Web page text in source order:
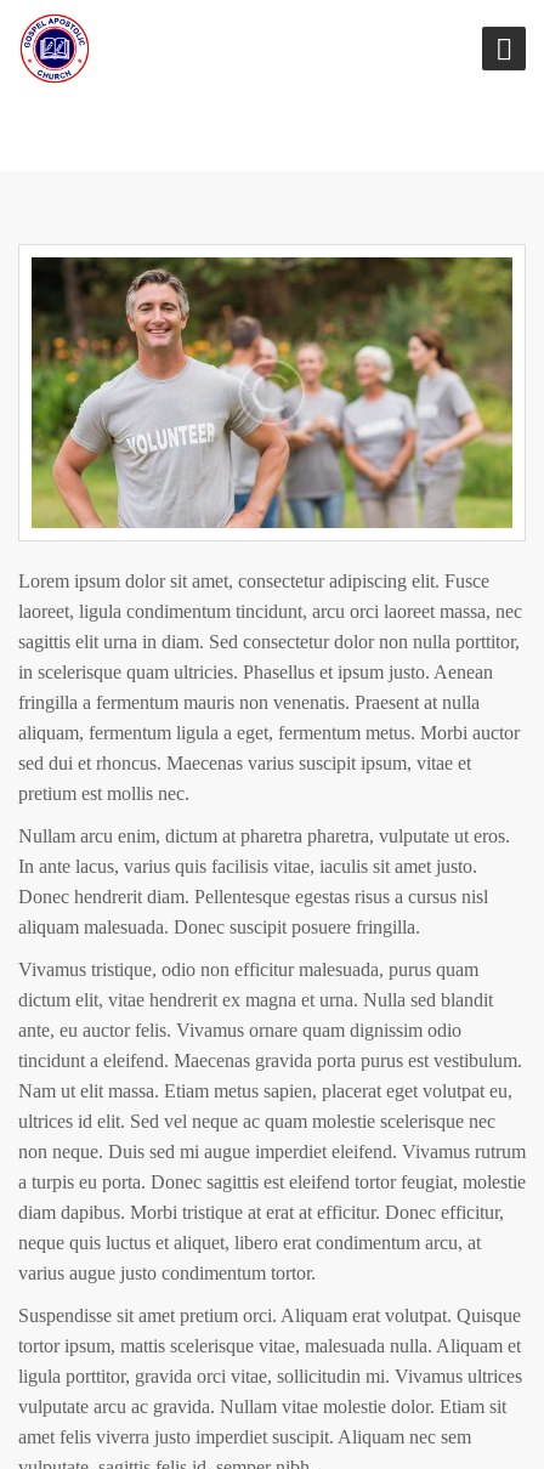
Lorem ipsum dolor sit amet, consectetur adipiscing elit. Fusce
laoreet, ligula condimentum tincidunt, arcu orci laoreet massa, nec
sagittis elit urna in diam. Sed consectetur dolor non nulla porttitor,
in scelerisque quam ultricies. Phasellus et ipsum justo. Aenean
fringilla a fermentum mauris non venenatis. Praesent at nulla
aliquam, fermentum ligula a eget, fermentum metus. Morbi auctor
sed dui et rhoncus. Maecenas varius suscipit ipsum, vitae et
pretium est mollis nec.
Nullam arcu enim, dictum at pharetra pharetra, vulputate ut eros.
In ante lacus, varius quis facilisis vitae, iaculis sit amet justo.
Donec hendrerit diam. Pellentesque egestas risus a cursus nisl
aliquam malesuada. Donec suscipit posuere fringilla.
Vivamus tristique, odio non efficitur malesuada, purus quam
dictum elit, vitae hendrerit ex magna et urna. Nulla sed blandit
ante, eu auctor felis. Vivamus ornare quam dignissim odio
tincidunt a eleifend. Maecenas gravida porta purus est vestibulum.
Nam ut elit massa. Etiam metus sapien, placerat eget volutpat eu,
ultrices id elit. Sed vel neque ac quam molestie scelerisque nec
non neque. Duis sed mi augue imperdiet eleifend. Vivamus rutrum
a turpis eu porta. Donec sagittis est eleifend tortor feugiat, molestie
diam dapibus. Morbi tristique at erat at efficitur. Donec efficitur,
neque quis luctus et aliquet, libero erat condimentum arcu, at
varius augue justo condimentum tortor.
Suspendisse sit amet pretium orci. Aliquam erat volutpat. Quisque
tortor ipsum, mattis scelerisque vitae, malesuada nulla. Aliquam et
ligula porttitor, gravida orci vitae, sollicitudin mi. Vivamus ultrices
vulputate arcu ac gravida. Nullam vitae molestie dolor. Etiam sit
amet felis viverra justo imperdiet suscipit. Aliquam nec sem